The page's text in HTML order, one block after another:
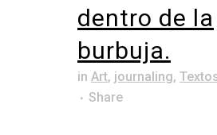
dentro de la
burbuja.
in Art, journaling,
Share